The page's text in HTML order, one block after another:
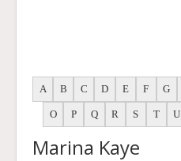
A B C D E F G
O P Q R S T U
Marina Kaye